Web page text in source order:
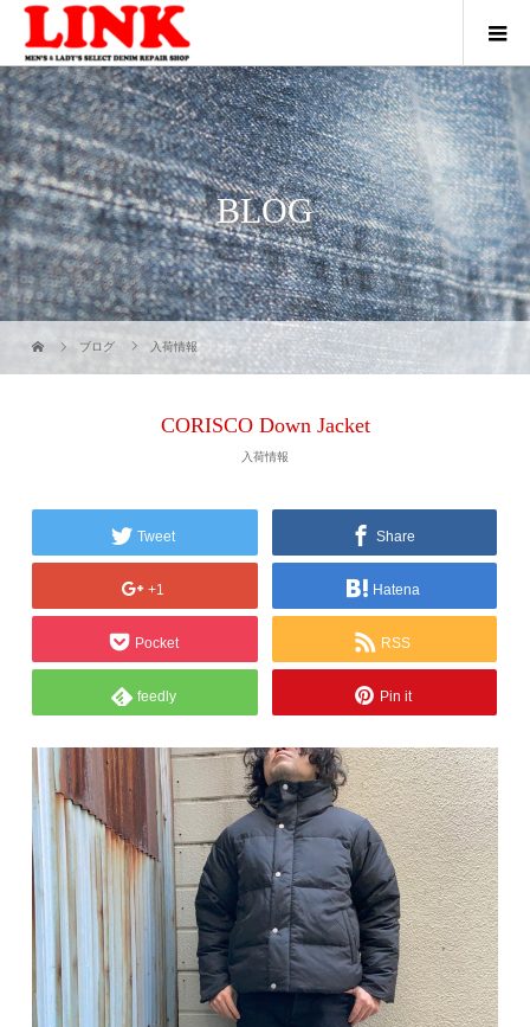
BLOG
ブログ 入荷情報
CORISCO Down Jacket
入荷情報
Tweet Share
+1 Hatena
Pocket RSS
feedly Pin it